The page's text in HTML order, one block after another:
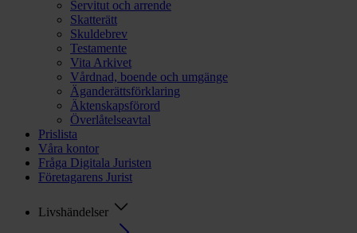
Servitut och arrende
Skatterätt
Skuldebrev
Testamente
Vita Arkivet
Vårdnad, boende och umgänge
Äganderättsförklaring
Äktenskapsförord
Överlåtelseavtal
Prislista
Våra kontor
Fråga Digitala Juristen
Företagarens Jurist
Livshändelser